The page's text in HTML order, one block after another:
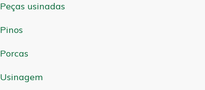
Peças usinadas
Pinos
Porcas
Usinagem